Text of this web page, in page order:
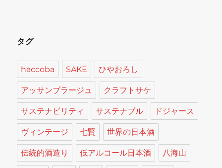
タグ
haccoba SAKE ひやおろし
アッサンブラージュ クラフトサケ
サステナビリティ サステナブル ドジャース
ヴィンテージ 七賢 世界の日本酒
伝統的酒造り 低アルコール日本酒 八海山